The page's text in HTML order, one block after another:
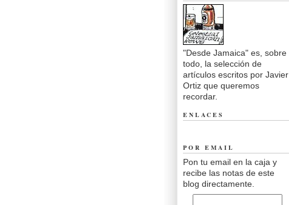
"Desde Jamaica" es, sobre
todo, la selección de
artículos escritos por Javier
Ortiz que queremos
recordar.
ENLACES
POR EMAIL
Pon tu email en la caja y
recibe las notas de este
blog directamente.